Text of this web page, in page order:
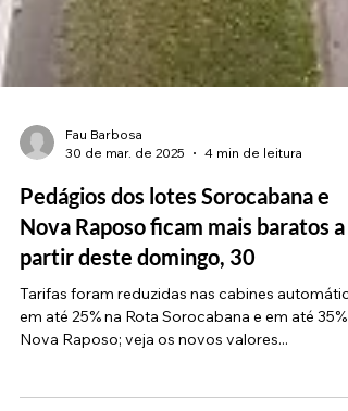
Fau Barbosa
30 de mar. de 2025
4 min de leitura
Pedágios dos lotes Sorocabana e
Nova Raposo ficam mais baratos a
partir deste domingo, 30
Tarifas foram reduzidas nas cabines
Nova Raposo; veja os novos valores...